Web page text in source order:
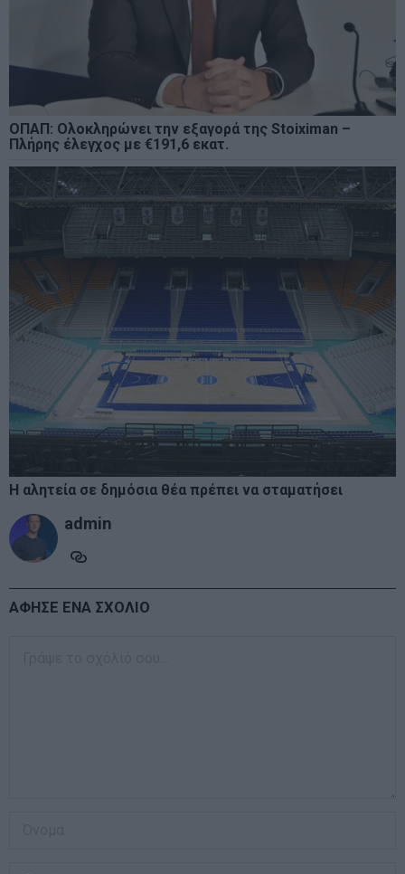
ΟΠΑΠ: Ολοκληρώνει την εξαγορά της Stoiximan –
Πλήρης έλεγχος με €191,6 εκατ.
Η αλητεία σε δημόσια θέα πρέπει να σταματήσει
admin
ΑΦΗΣΕ ΕΝΑ ΣΧΟΛΙΟ